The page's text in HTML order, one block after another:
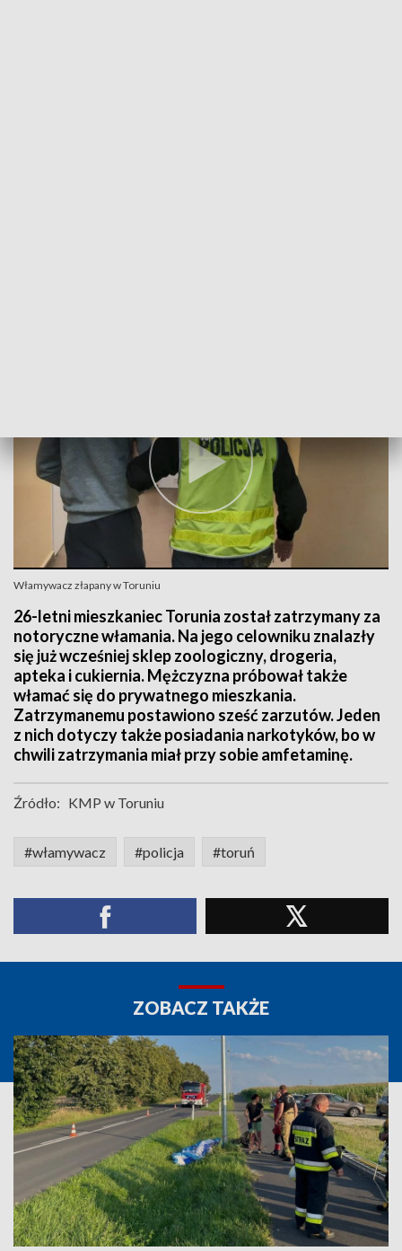
Włamywacz złapany w Toruniu
26-letni mieszkaniec Torunia został zatrzymany za
notoryczne włamania. Na jego celowniku znalazły
się już wcześniej sklep zoologiczny, drogeria,
apteka i cukiernia. Mężczyzna próbował także
włamać się do prywatnego mieszkania.
Zatrzymanemu postawiono sześć zarzutów. Jeden
z nich dotyczy także posiadania narkotyków, bo w
chwili zatrzymania miał przy sobie amfetaminę.
Źródło: KMP w Toruniu
#włamywacz #policja #toruń
ZOBACZ TAKŻE